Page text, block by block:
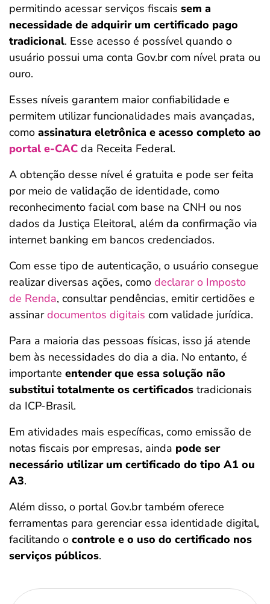
permitindo acessar serviços fiscais sem a
necessidade de adquirir um certificado pago
tradicional. Esse acesso é possível quando o
usuário possui uma conta Gov.br com nível prata ou
ouro.
Esses níveis garantem maior confiabilidade e
permitem utilizar funcionalidades mais avançadas,
como assinatura eletrônica e acesso completo ao
portal e-CAC da Receita Federal.
A obtenção desse nível é gratuita e pode ser feita
por meio de validação de identidade, como
reconhecimento facial com base na CNH ou nos
dados da Justiça Eleitoral, além da confirmação via
internet banking em bancos credenciados.
Com esse tipo de autenticação, o usuário consegue
realizar diversas ações, como declarar o Imposto
de Renda, consultar pendências, emitir certidões e
assinardocumentos digitais com validade jurídica.
Para a maioria das pessoas físicas, isso já atende
bem às necessidades do dia a dia. No entanto, é
importante entender que essa solução não
substitui totalmente os certificados tradicionais
da ICP-Brasil.
Em atividades mais específicas, como emissão de
notas fiscais por empresas, ainda pode ser
necessário utilizar um certificado do tipo A1 ou
A3.
Além disso, o portal Gov.br também oferece
ferramentas para gerenciar essa identidade digital,
facilitando o controle e o uso do certificado nos
serviços públicos.